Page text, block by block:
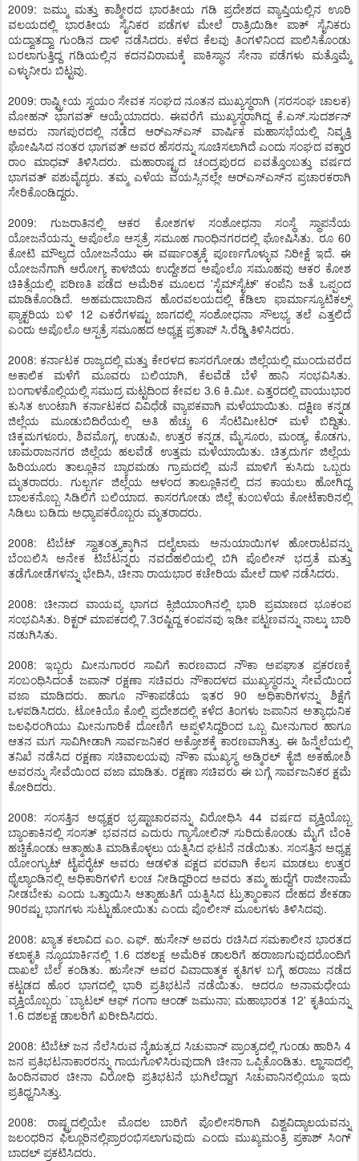
2009: ಜಮ್ಮು ಮತ್ತು ಕಾಶ್ಮೀರದ ಭಾರತೀಯ ಗಡಿ ಪ್ರದೇಶದ ವ್ಯಾಪ್ತಿಯಲ್ಲಿನ ಊರಿ
ವಲಯದಲ್ಲಿ ಭಾರತೀಯ ಸೈನಿಕರ ಪಡೆಗಳ ಮೇಲೆ ರಾತ್ರಿಯಿಡೀ ಪಾಕ್ ಸೈನಿಕರು
ಯದ್ವಾತದ್ವಾ ಗುಂಡಿನ ದಾಳಿ ನಡೆಸಿದರು. ಕಳೆದ ಕೆಲವು ತಿಂಗಳಿನಿಂದ ಪಾಲಿಸಿಕೊಂಡು
ಬರಲಾಗುತ್ತಿದ್ದ ಗಡಿಯಲ್ಲಿನ ಕದನವಿರಾಮಕ್ಕೆ ಪಾಕಿಸ್ಥಾನ ಸೇನಾ ಪಡೆಗಳು ಮತ್ತೊಮ್ಮೆ
ಎಳ್ಳುನೀರು ಬಿಟ್ಟವು.
2009: ರಾಷ್ಟ್ರೀಯ ಸ್ವಯಂ ಸೇವಕ ಸಂಘದ ನೂತನ ಮುಖ್ಯಸ್ಥರಾಗಿ (ಸರಸಂಘ ಚಾಲಕ)
ಮೋಹನ್ ಭಾಗವತ್ ಆಯ್ಕೆಯಾದರು. ಈವರೆಗೆ ಮುಖ್ಯಸ್ಥರಾಗಿದ್ದ ಕೆ.ಎಸ್.ಸುದರ್ಶನ್
ಅವರು ನಾಗಪುರದಲ್ಲಿ ನಡೆದ ಆರ್‌ಎಸ್‌ಎಸ್ ವಾರ್ಷಿಕ ಮಹಾಸಭೆಯಲ್ಲಿ ನಿವೃತ್ತಿ
ಘೋಷಿಸಿದ ನಂತರ ಭಾಗವತ್ ಅವರ ಹೆಸರನ್ನು ಸೂಚಿಸಲಾಗಿದೆ ಎಂದು ಸಂಘದ ವಕ್ತಾರ
ರಾಂ ಮಾಧವ್ ತಿಳಿಸಿದರು. ಮಹಾರಾಷ್ಟ್ರದ ಚಂದ್ರಪುರದ ಐವತ್ತೊಂಬತ್ತು ವರ್ಷದ
ಭಾಗವತ್ ಪಶುವೈದ್ಯರು. ತಮ್ಮ ಎಳೆಯ ವಯಸ್ಸಿನಲ್ಲೇ ಆರ್‌ಎಸ್‌ಎಸ್‌ನ ಪ್ರಚಾರಕರಾಗಿ
ಸೇರಿಕೊಂಡಿದ್ದರು.
2009: ಗುಜರಾತಿನಲ್ಲಿ ಆಕರ ಕೋಶಗಳ ಸಂಶೋಧನಾ ಸಂಸ್ಥೆ ಸ್ಥಾಪನೆಯ
ಯೋಜನೆಯನ್ನು ಅಪೊಲೊ ಆಸ್ಪತ್ರೆ ಸಮೂಹ ಗಾಂಧಿನಗರದಲ್ಲಿ ಘೋಷಿಸಿತು. ರೂ 60
ಕೋಟಿ ಮೌಲ್ಯದ ಯೋಜನೆಯು ಈ ವರ್ಷಾಂತ್ಯಕ್ಕೆ ಪೂರ್ಣಗೊಳ್ಳುವ ನಿರೀಕ್ಷೆ ಇದೆ. ಈ
ಯೋಜನೆಗಾಗಿ ಆರೋಗ್ಯ ಕಾಳಜಿಯ ಉದ್ದೇಶದ ಅಪೊಲೊ ಸಮೂಹವು ಆಕರ ಕೋಶ
ಚಿಕಿತ್ಸೆಯಲ್ಲಿ ಪರಿಣತಿ ಪಡೆದ ಅಮೆರಿಕ ಮೂಲದ 'ಸ್ಟೆಮ್‌ಸೈಟ್' ಕಂಪೆನಿ ಜತೆ ಒಪ್ಪಂದ
ಮಾಡಿಕೊಂಡಿದೆ. ಅಹಮದಾಬಾದಿನ ಹೊರವಲಯದಲ್ಲಿ ಕೆಡಿಲಾ ಫಾರ್ಮಾಸ್ಯೂಟಿಕಲ್ಸ್
ಫ್ಯಾಕ್ಟರಿಯ ಬಳಿ 12 ಎಕರೆಗಳಷ್ಟು ಜಾಗದಲ್ಲಿ ಸಂಶೋಧನಾ ಸೌಲಭ್ಯ ತಲೆ ಎತ್ತಲಿದೆ
ಎಂದು ಅಪೊಲೊ ಆಸ್ಪತ್ರೆ ಸಮೂಹದ ಅಧ್ಯಕ್ಷ ಪ್ರತಾಪ್ ಸಿ.ರೆಡ್ಡಿ ತಿಳಿಸಿದರು.
2008: ಕರ್ನಾಟಕ ರಾಜ್ಯದಲ್ಲಿ ಮತ್ತು ಕೇರಳದ ಕಾಸರಗೋಡು ಜಿಲ್ಲೆಯಲ್ಲಿ ಮುಂದುವರೆದ
ಅಕಾಲಿಕ ಮಳೆಗೆ ಮೂವರು ಬಲಿಯಾಗಿ, ಕೆಲವೆಡೆ ಬೆಳೆ ಹಾನಿ ಸಂಭವಿಸಿತು.
ಬಂಗಾಳಕೊಲ್ಲಿಯಲ್ಲಿ ಸಮುದ್ರ ಮಟ್ಟದಿಂದ ಕೇವಲ 3.6 ಕಿ.ಮೀ. ಎತ್ತರದಲ್ಲಿ ವಾಯುಭಾರ
ಕುಸಿತ ಉಂಟಾಗಿ ಕರ್ನಾಟಕದ ವಿವಿಧೆಡೆ ವ್ಯಾಪಕವಾಗಿ ಮಳೆಯಾಯಿತು. ದಕ್ಷಿಣ ಕನ್ನಡ
ಜಿಲ್ಲೆಯ ಮೂಡುಬಿದಿರೆಯಲ್ಲಿ ಅತಿ ಹೆಚ್ಚು 6 ಸೆಂಟಿಮೀಟರ್ ಮಳೆ ಬಿದ್ದಿತು.
ಚಿಕ್ಕಮಗಳೂರು, ಶಿವಮೊಗ್ಗ, ಉಡುಪಿ, ಉತ್ತರ ಕನ್ನಡ, ಮೈಸೂರು, ಮಂಡ್ಯ, ಕೊಡಗು,
ಚಾಮರಾಜನಗರ ಜಿಲ್ಲೆಯ ಹಲವೆಡೆ ಉತ್ತಮ ಮಳೆಯಾಯಿತು. ಚಿತ್ರದುರ್ಗ ಜಿಲ್ಲೆಯ
ಹಿರಿಯೂರು ತಾಲ್ಲೂಕಿನ ಬ್ಯಾರಮಡು ಗ್ರಾಮದಲ್ಲಿ ಮನೆ ಮಾಳಿಗೆ ಕುಸಿದು ಒಬ್ಬರು
ಮೃತರಾದರು. ಗುಲ್ಬರ್ಗ ಜಿಲ್ಲೆಯ ಆಳಂದ ತಾಲ್ಲೂಕಿನಲ್ಲಿ ದನ ಕಾಯಲು ಹೋಗಿದ್ದ
ಬಾಲಕನೊಬ್ಬ ಸಿಡಿಲಿಗೆ ಬಲಿಯಾದ. ಕಾಸರಗೋಡು ಜಿಲ್ಲೆ ಕುಂಬಳೆಯ ಕೋಟೆಕಾರಿನಲ್ಲಿ
ಸಿಡಿಲು ಬಡಿದು ಅಧ್ಯಾಪಕರೊಬ್ಬರು ಮೃತರಾದರು.
2008: ಟಿಬೆಟ್ ಸ್ವಾತಂತ್ರ್ಯಕ್ಕಾಗಿನ ದಲೈಲಾಮ ಅನುಯಾಯಿಗಳ ಹೋರಾಟವನ್ನು
ಬೆಂಬಲಿಸಿ ಅನೇಕ ಟಿಬೆಟನ್ನರು ನವದೆಹಲಿಯಲ್ಲಿ ಬಿಗಿ ಪೊಲೀಸ್ ಭದ್ರತೆ ಮತ್ತು
ತಡೆಗೋಡೆಗಳನ್ನು ಭೇದಿಸಿ, ಚೀನಾ ರಾಯಭಾರ ಕಚೇರಿಯ ಮೇಲೆ ದಾಳಿ ನಡೆಸಿದರು.
2008: ಚೀನಾದ ವಾಯವ್ಯ ಭಾಗದ ಕ್ಸಿಜಿಯಾಂಗಿನಲ್ಲಿ ಭಾರಿ ಪ್ರಮಾಣದ ಭೂಕಂಪ
ಸಂಭವಿಸಿತು. ರಿಕ್ಟರ್ ಮಾಪಕದಲ್ಲಿ 7.3ರಷ್ಟಿದ್ದ ಕಂಪನವು ಇಡೀ ಪಟ್ಟಣವನ್ನು ನಾಲ್ಕು ಬಾರಿ
ನಡುಗಿಸಿತು.
2008: ಇಬ್ಬರು ಮೀನುಗಾರರ ಸಾವಿಗೆ ಕಾರಣವಾದ ನೌಕಾ ಅಪಘಾತ ಪ್ರಕರಣಕ್ಕೆ
ಸಂಬಂಧಿಸಿದಂತೆ ಜಪಾನ್ ರಕ್ಷಣಾ ಸಚಿವರು ನೌಕಾದಳದ ಮುಖ್ಯಸ್ಥರನ್ನು ಸೇವೆಯಿಂದ
ವಜಾ ಮಾಡಿದರು. ಹಾಗೂ ನೌಕಾಪಡೆಯ ಇತರ 90 ಅಧಿಕಾರಿಗಳನ್ನು ಶಿಕ್ಷೆಗೆ
ಒಳಪಡಿಸಿದರು. ಟೋಕಿಯೊ ಕೊಲ್ಲಿ ಪ್ರದೇಶದಲ್ಲಿ ಕಳೆದ ತಿಂಗಳು ಜಪಾನಿನ ಅತ್ಯಾಧುನಿಕ
ಜಲಫಿರಂಗಿಯು ಮೀನುಗಾರಿಕೆ ದೋಣಿಗೆ ಅಪ್ಪಳಿಸಿದ್ದರಿಂದ ಒಬ್ಬ ಮೀನುಗಾರ ಹಾಗೂ
ಆತನ ಮಗ ಸಾವಿಗೀಡಾಗಿ ಸಾರ್ವಜನಿಕರ ಅಕ್ರೋಶಕ್ಕೆ ಕಾರಣವಾಗಿತ್ತು. ಈ ಹಿನ್ನೆಲೆಯಲ್ಲಿ
ತನಿಖೆ ನಡೆಸಿದ ರಕ್ಷಣಾ ಸಚಿವಾಲಯವು ನೌಕಾ ಮುಖ್ಯಸ್ಥ ಅಡ್ಮಿರಲ್ ಕೈಜಿ ಅಕಹೋಶಿ
ಅವರನ್ನು ಸೇವೆಯಿಂದ ವಜಾ ಮಾಡಿತು. ರಕ್ಷಣಾ ಸಚಿವರು ಈ ಬಗ್ಗೆ ಸಾರ್ವಜನಿಕರ ಕ್ಷಮೆ
ಕೋರಿದರು.
2008: ಸಂಸತ್ತಿನ ಅಧ್ಯಕ್ಷರ ಭ್ರಷ್ಟಾಚಾರವನ್ನು ವಿರೋಧಿಸಿ 44 ವರ್ಷದ ವ್ಯಕ್ತಿಯೊಬ್ಬ
ಬ್ಯಾಂಕಾಕಿನಲ್ಲಿ ಸಂಸತ್ ಭವನದ ಎದುರು ಗ್ಯಾಸೋಲಿನ್ ಸುರಿದುಕೊಂಡು ಮೈಗೆ ಬೆಂಕಿ
ಹಚ್ಚಿಕೊಂಡು ಆತ್ಮಾಹುತಿ ಮಾಡಿಕೊಳ್ಳಲು ಯತ್ನಿಸಿದ ಘಟನೆ ನಡೆಯಿತು. ಸಂಸತ್ತಿನ ಅಧ್ಯಕ್ಷ
ಯೋಂಗ್ಯುಟ್ ಟೈಪರೈಟ್ ಅವರು ಆಡಳಿತ ಪಕ್ಷದ ಪರವಾಗಿ ಕೆಲಸ ಮಾಡಲು ಉತ್ತರ
ಥೈಲ್ಯಾಂಡಿನಲ್ಲಿ ಅಧಿಕಾರಿಗಳಿಗೆ ಲಂಚ ನೀಡಿದ್ದರಿಂದ ಅವರು ತಮ್ಮ ಹುದ್ದೆಗೆ ರಾಜೀನಾಮೆ
ನೀಡಬೇಕು ಎಂದು ಒತ್ತಾಯಿಸಿ ಆತ್ಮಾಹುತಿಗೆ ಯತ್ನಿಸಿದ ಟ್ರುತ್ಮಾಂಕಾನ ದೇಹದ ಶೇಕಡಾ
90ರಷ್ಟು ಭಾಗಗಳು ಸುಟ್ಟುಹೋಯಿತು ಎಂದು ಪೊಲೀಸ್ ಮೂಲಗಳು ತಿಳಿಸಿದವು.
2008: ಖ್ಯಾತ ಕಲಾವಿದ ಎಂ. ಎಫ್. ಹುಸೇನ್ ಅವರು ರಚಿಸಿದ ಸಮಕಾಲೀನ ಭಾರತದ
ಕಲಾಕೃತಿ ನ್ಯೂಯಾರ್ಕಿನಲ್ಲಿ 1.6 ದಶಲಕ್ಷ ಅಮೆರಿಕ ಡಾಲರಿಗೆ ಹರಾಜಾಗುವುದರೊಂದಿಗೆ
ದಾಖಲೆ ಬೆಲೆ ಕಂಡಿತು. ಹುಸೇನ್ ಅವರ ವಿವಾದಾತ್ಮಕ ಕೃತಿಗಳ ಬಗ್ಗೆ ಹರಾಜು ನಡೆದ
ಕಟ್ಟಡದ ಹೊರ ಭಾಗದಲ್ಲಿ ಭಾರಿ ಪ್ರತಿಭಟನೆ ನಡೆಯಿತು. ಆದರೂ ಅನಾಮಧೇಯ
ವ್ಯಕ್ತಿಯೊಬ್ಬರು `ಬ್ಯಾಟಲ್ ಆಫ್ ಗಂಗಾ ಆಂಡ್ ಜಮುನಾ; ಮಹಾಭಾರತ 12' ಕೃತಿಯನ್ನು
1.6 ದಶಲಕ್ಷ ಡಾಲರಿಗೆ ಖರೀದಿಸಿದರು.
2008: ಟಿಬೆಟ್ ಜನ ನೆಲೆಸಿರುವ ನೈಋತ್ಯದ ಸಿಚುವಾನ್ ಪ್ರಾಂತ್ಯದಲ್ಲಿ ಗುಂಡು ಹಾರಿಸಿ 4
ಜನ ಪ್ರತಿಭಟನಾಕಾರರನ್ನು ಗಾಯಗೊಳಿಸಿರುವುದಾಗಿ ಚೀನಾ ಒಪ್ಪಿಕೊಂಡಿತು. ಲ್ಹಾಸಾದಲ್ಲಿ
ಹಿಂದಿನವಾರ ಚೀನಾ ವಿರೋಧಿ ಪ್ರತಿಭಟನೆ ಭುಗಿಲೆದ್ದಾಗ ಸಿಚುವಾನಿನಲ್ಲಿಯೂ ಇದು
ಪ್ರತಿಧ್ವನಿಸಿತ್ತು.
2008: ರಾಷ್ಟ್ರದಲ್ಲಿಯೇ ಮೊದಲ ಬಾರಿಗೆ ಪೊಲೀಸರಿಗಾಗಿ ವಿಶ್ವವಿದ್ಯಾಲಯವನ್ನು
ಜಲಂಧರಿನ ಫಿಲ್ಲೂರಿನಲ್ಲಿಪ್ರಾರಂಭಿಸಲಾಗುವುದು ಎಂದು ಮುಖ್ಯಮಂತ್ರಿ ಪ್ರಕಾಶ್ ಸಿಂಗ್
ಬಾದಲ್ ಪ್ರಕಟಿಸಿದರು.